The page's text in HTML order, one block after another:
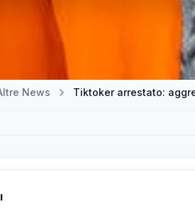
News Tiktoker arrestato: